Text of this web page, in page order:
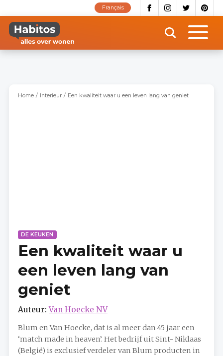
naar
inhoud
gaan
Français
Home Interieur Een kwaliteit waar u een leven lang van geniet
DE KEUKEN
Een kwaliteit waar u
een leven lang van
geniet
Auteur:Van Hoecke NV
Blum en Van Hoecke, dat is al meer dan 45 jaar een
‘match made in heaven’. Het bedrijf uit Sint- Niklaas
(België) is exclusief verdeler van Blum producten in